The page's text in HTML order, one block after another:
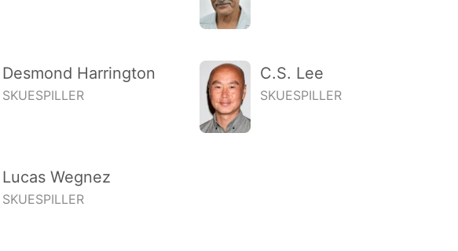
Desmond Harrington
SKUESPILLER
C.S. Lee
SKUESPILLER
Lucas Wegnez
SKUESPILLER